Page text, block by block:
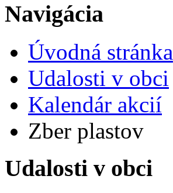
Navigácia
Úvodná stránka
Udalosti v obci
Kalendár akcií
Zber plastov
Udalosti v obci